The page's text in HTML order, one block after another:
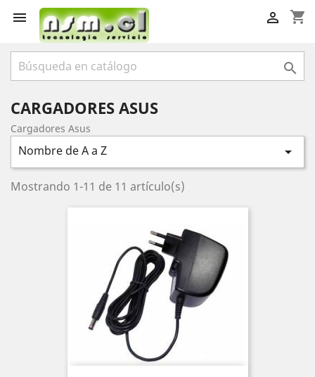
 shopping_cart


CARGADORES ASUS
Cargadores Asus
Nombre de A a Z 
Mostrando 1-11 de 11 artículo(s)